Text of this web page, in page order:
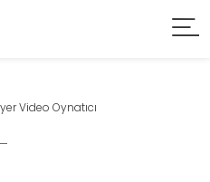
Video Oynatıcı